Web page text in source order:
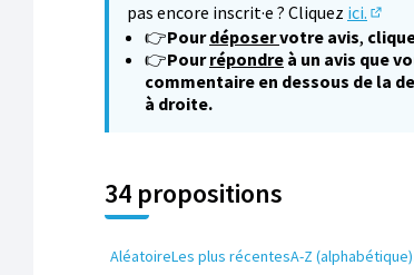
pas encore inscrit·e ? Cliquez ici.
👉Pourdéposervotre avis,
👉Pourrépondre à un avis que
commentaire en dessous de la
à droite.
34 propositions
AléatoireLes plus récentesA-Z (alphabétique)